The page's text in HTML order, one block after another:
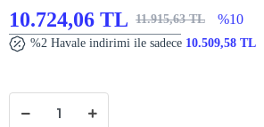
10.724,06 TL 11.915,63 TL %10
%2 Havale indirimi ile sadece 10.509,58 TL